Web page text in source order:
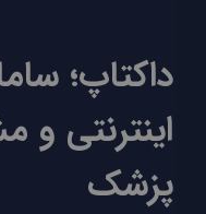
داکتاپ؛
اینترنتی و
پزشک